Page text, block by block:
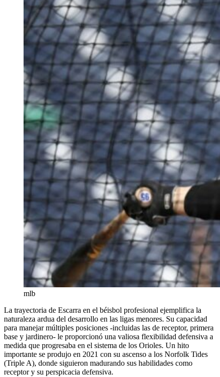
mlb
La trayectoria de Escarra en el béisbol profesional ejemplifica la
naturaleza ardua del desarrollo en las ligas menores. Su capacidad
para manejar múltiples posiciones -incluidas las de receptor, primera
base y jardinero- le proporcionó una valiosa flexibilidad defensiva a
medida que progresaba en el sistema de los Orioles. Un hito
importante se produjo en 2021 con su ascenso a los Norfolk Tides
(Triple A), donde siguieron madurando sus habilidades como
receptor y su perspicacia defensiva.